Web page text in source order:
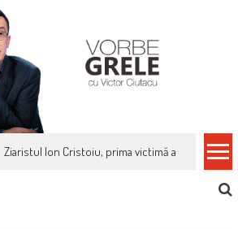
Ziaristul Ion Cristoiu, prima victimă a noi